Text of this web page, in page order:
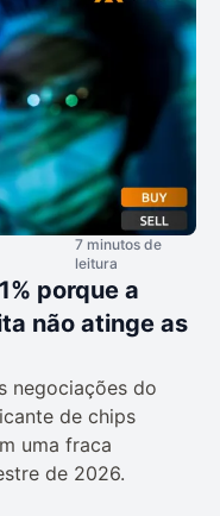
7 minutos de
leitura
porque a
não atinge as
negociações do
de chips
uma fraca
de 2026.